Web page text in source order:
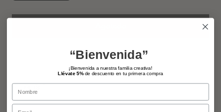
“Bienvenida”
¡Bienvenida a nuestra familia creativa!
Llévate 5%de descuento en tu primera compra
Name
Email